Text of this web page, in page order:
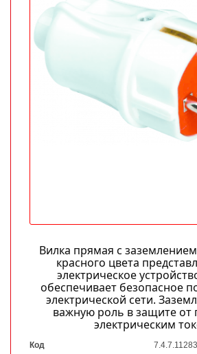
Вилка прямая с
красного цвета
электрическое
обеспечивает безопасное
электрической сети.
важную роль в защите от
электрическим
Код